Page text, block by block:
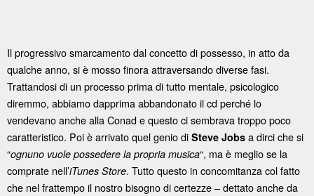
Il progressivo smarcamento dal concetto di possesso, in atto da
qualche anno, si è mosso finora attraversando diverse fasi.
Trattandosi di un processo prima di tutto mentale, psicologico
diremmo, abbiamo dapprima abbandonato il cd perché lo
vendevano anche alla Conad e questo ci sembrava troppo poco
caratteristico. Poi è arrivato quel genio di Steve Jobs a dirci che si
“ognuno vuole possedere la propria musica“, ma è meglio se la
comprate nell’iTunes Store. Tutto questo in concomitanza col fatto
che nel frattempo il nostro bisogno di certezze – dettato anche da